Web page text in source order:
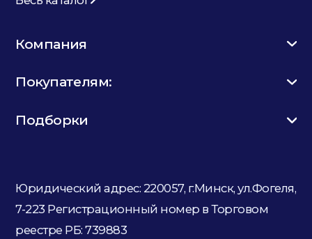
Компания
Покупателям:
Подборки
Юридический адрес: 220057, г.Минск, ул.Фогеля,
7-223 Регистрационный номер в Торговом
реестре РБ: 739883